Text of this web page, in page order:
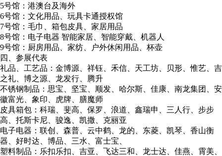
5号馆：港澳台及海外
6号馆：文化用品、玩具卡通授权馆
7号馆：毛巾、箱包皮具、家居用品
8号馆：电子电器 智能家居、智能穿戴、机器人
9号馆：厨房用品、家纺、户外休闲用品、杯壶
四、参展代表
礼品、工艺品：金博源、祥钰、禾信、天工坊、贝形、惟艺、吉
之礼、博之源、龙发行、腾升
不锈钢制品：思宝、坚宝、顺发、哈尔斯、佳康、南龙集团、安
徽富光、象印、虎牌、膳魔师
皮具箱包：科瑞、斐高、保罗、浪道、鑫瑞申、三人行、步步
高、托斯卡尼、骏逸、凯撒、克丽亚
电子电器：联创、森普、云中鹤、龙的、东菱、凯琴、香山衡
器、好时达、博品、三水、富士宝、
塑料制品：乐扣乐扣、吉亚、飞达三和、龙士达、佳燕、霄美、